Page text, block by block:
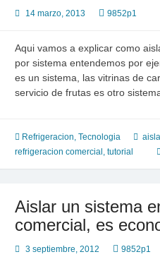
14 marzo, 2013 9852p1
Aqui vamos a explicar como
por sistema entendemos por
es un sistema, las vitrinas de
servicio de frutas es otro
Refrigeracion, Tecnologia
refrigeracion comercial , tutorial
Aislar un sistema
comercial, es
3 septiembre, 2012 9852p1